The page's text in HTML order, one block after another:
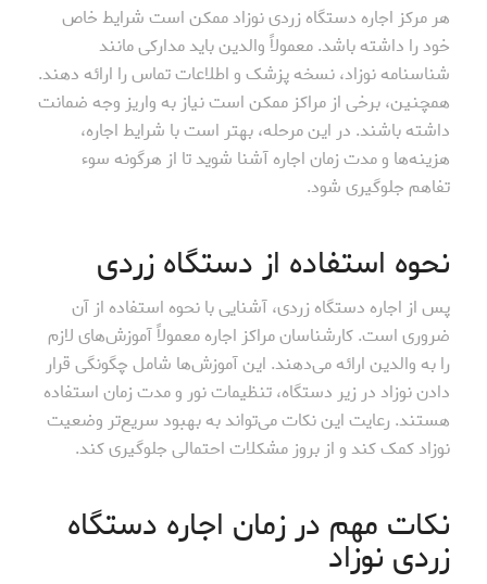
هر مرکز اجاره دستگاه زردی نوزاد ممکن است شرایط خاص
خود را داشته باشد. معمولاً والدین باید مدارکی مانند
شناسنامه نوزاد، نسخه پزشک و اطلاعات تماس را ارائه دهند.
همچنین، برخی از مراکز ممکن است نیاز به واریز وجه ضمانت
داشته باشند. در این مرحله، بهتر است با شرایط اجاره،
هزینه‌ها و مدت زمان اجاره آشنا شوید تا از هرگونه سوء
تفاهم جلوگیری شود.
نحوه استفاده از دستگاه زردی
پس از اجاره دستگاه زردی، آشنایی با نحوه استفاده از آن
ضروری است. کارشناسان مراکز اجاره معمولاً آموزش‌های لازم
را به والدین ارائه می‌دهند. این آموزش‌ها شامل چگونگی قرار
دادن نوزاد در زیر دستگاه، تنظیمات نور و مدت زمان استفاده
هستند. رعایت این نکات می‌تواند به بهبود سریع‌تر وضعیت
نوزاد کمک کند و از بروز مشکلات احتمالی جلوگیری کند.
نکات مهم در زمان اجاره دستگاه
زردی نوزاد